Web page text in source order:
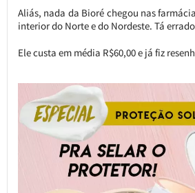
Aliás, nada da Bioré chegou nas
interior do Norte e do Nordeste. Tá
Ele custa em média R$60,00 e já fiz